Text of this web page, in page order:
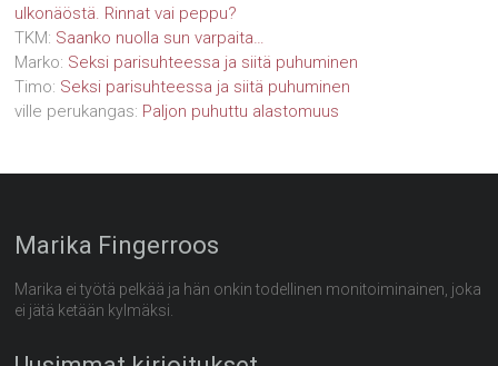
ulkonäöstä. Rinnat vai peppu?
TKM: Saanko nuolla sun varpaita…
Marko: Seksi parisuhteessa ja siitä puhuminen
Timo: Seksi parisuhteessa ja siitä puhuminen
ville perukangas: Paljon puhuttu alastomuus
Marika Fingerroos
Marika ei työtä pelkää ja hän onkin todellinen monitoiminainen, joka
ei jätä ketään kylmäksi.